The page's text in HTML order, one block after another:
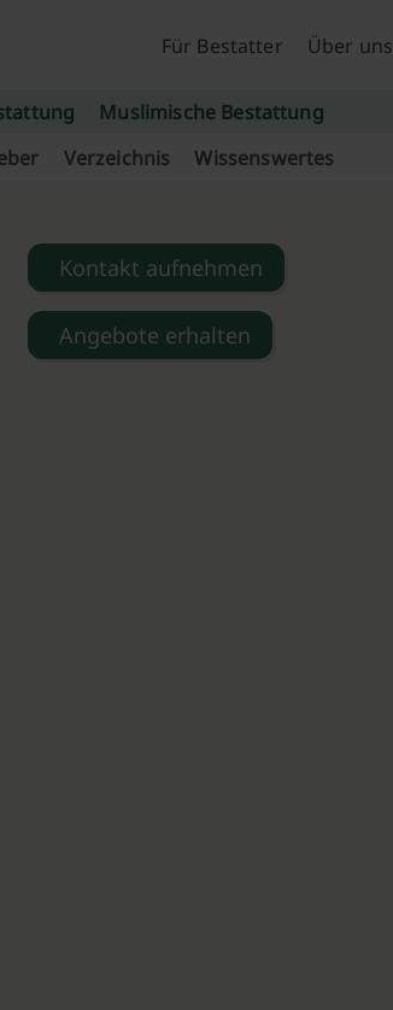
Für Bestatter
Über uns
Muslimische Bestattung
Verzeichnis Wissenswertes
Kontakt aufnehmen
Angebote erhalten